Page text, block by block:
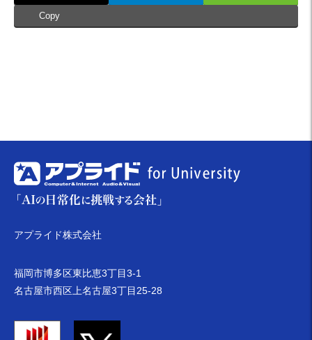
Copy
アプライド株式会社
福岡市博多区東比恵3丁目3-1
名古屋市西区上名古屋3丁目25-28